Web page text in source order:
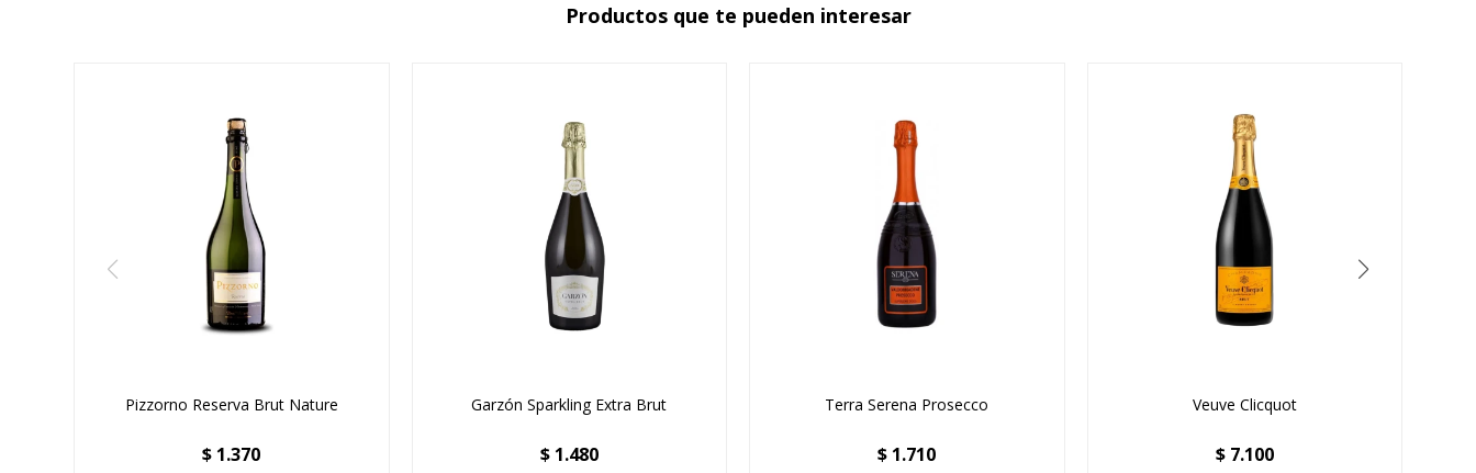
Productos que te pueden interesar
Pizzorno Reserva Brut Nature
$ 1.370
Garzón Sparkling Extra Brut
$ 1.480
Terra Serena Prosecco
$ 1.710
Veuve Clicquot
$ 7.100